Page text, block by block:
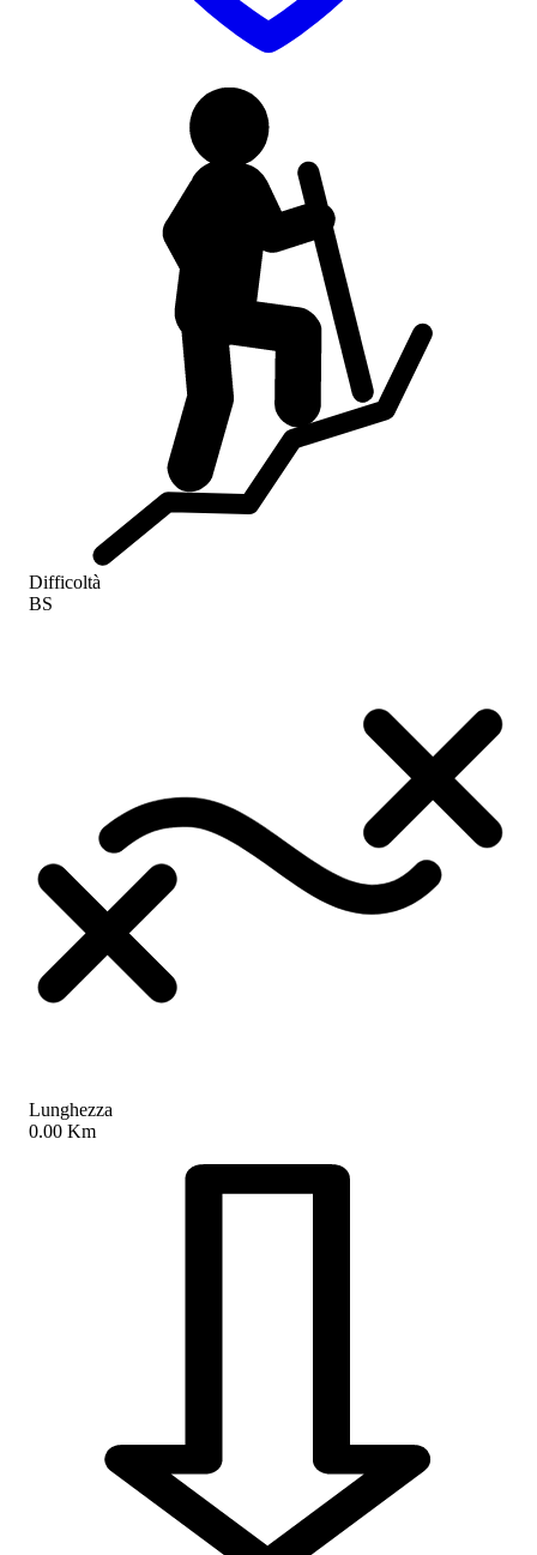
Difficoltà
BS
Lunghezza
0.00 Km